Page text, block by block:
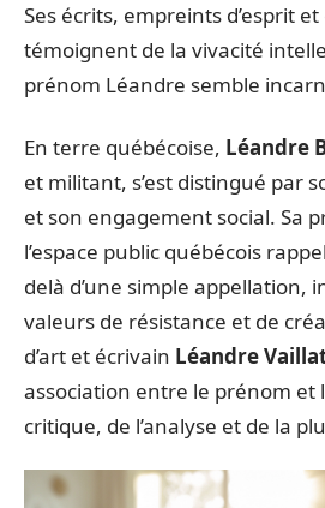
Ses écrits, empreints d’esprit
témoignent de la vivacité
prénom Léandre semble
En terre québécoise, Léandre
et militant, s’est distingué par
et son engagement social. Sa
l’espace public québécois
delà d’une simple appellation,
valeurs de résistance et de
d’art et écrivain Léandre
association entre le prénom et
critique, de l’analyse et de la